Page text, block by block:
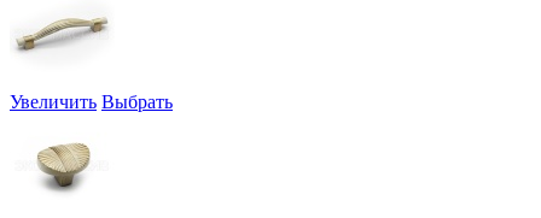
Увеличить Выбрать